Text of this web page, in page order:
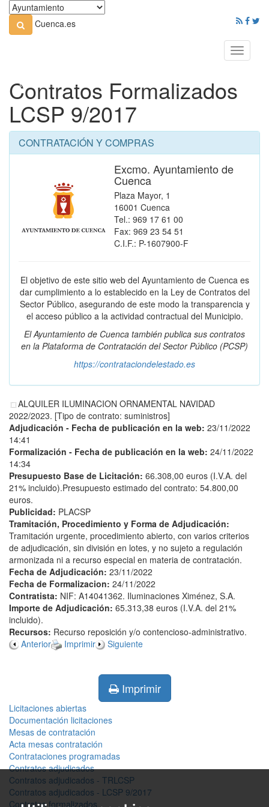
Cuenca.es
Toggle
Contratos Formalizados
LCSP 9/2017
CONTRATACIÓN Y COMPRAS
Excmo. Ayuntamiento de
Cuenca
Plaza Mayor, 1
16001 Cuenca
Tel.: 969 17 61 00
Fax: 969 23 54 51
C.I.F.: P-1607900-F
El objetivo de este sitio web del Ayuntamiento de Cuenca es
dar cumplimiento a lo establecido en la Ley de Contratos del
Sector Público, asegurando de este modo la transparencia y
el acceso público a la actividad contractual del Municipio.
El Ayuntamiento de Cuenca también publica sus contratos
en la Plataforma de Contratación del Sector Público (PCSP)
https://contrataciondelestado.es
ALQUILER ILUMINACION ORNAMENTAL NAVIDAD
2022/2023. [Tipo de contrato: suministros]
Adjudicación - Fecha de publicación en la web: 23/11/2022
14:41
Formalización - Fecha de publicación en la web: 24/11/2022
14:34
Presupuesto Base de Licitación: 66.308,00 euros (I.V.A. del
21% incluido).Presupuesto estimado del contrato: 54.800,00
euros.
Publicidad: PLACSP
Tramitación, Procedimiento y Forma de Adjudicación:
Tramitación urgente, procedimiento abierto, con varios criterios
de adjudicación, sin división en lotes, y no sujeto a regulación
armonizada ni a recurso especial en materia de contratación.
Fecha de Adjudicación: 23/11/2022
Fecha de Formalizacion: 24/11/2022
Contratista: NIF: A14041362. Iluminaciones Ximénez, S.A.
Importe de Adjudicación: 65.313,38 euros (I.V.A. del 21%
incluido).
Recursos: Recurso reposición y/o contencioso-administrativo.
Anterior
Imprimir Siguiente
Imprimir
Licitaciones abiertas
Documentación licitaciones
Mesas de contratación
Acta mesas contratación
Contrataciones programadas
Contratos adjudicados
Contratos adjudicados - TRLCSP
Contratos adjudicados - LCSP 9/2017
Contratos formalizados